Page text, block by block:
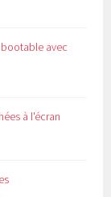
avec
à l'écran